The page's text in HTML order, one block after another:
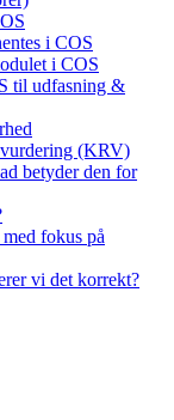
i COS
i COS
til udfasning &
(KRV)
betyder den for
fokus på
vi det korrekt?